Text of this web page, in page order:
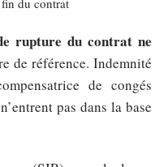
fin du contrat
rupture du contrat ne
de référence. Indemnité
de congés
pas dans la base